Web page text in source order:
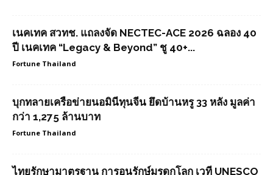
เนคเทค สวทช. แถลงจัด NECTEC-ACE 2026 ฉลอง 40
ปี เนคเทค “Legacy & Beyond” ชู 40+...
Fortune Thailand
บุกทลายเครือข่ายนอมินีทุนจีน ยึดบ้านหรู 33 หลัง มูลค่า
กว่า 1,275 ล้านบาท
Fortune Thailand
ไทยรักษามาตรฐาน การอนุรักษ์มรดกโลก เวที UNESCO